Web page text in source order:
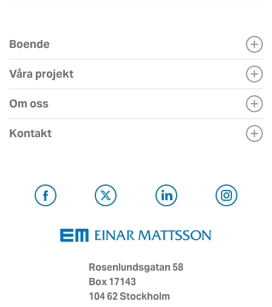
Boende
Våra projekt
Om oss
Kontakt
Rosenlundsgatan 58
Box 17143
104 62 Stockholm